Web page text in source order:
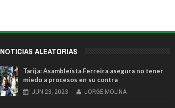
NOTICIAS ALEATORIAS
Tarija: Asambleísta Ferreira asegura no tener
miedo a procesos en su contra
JUN 23, 2023 - JORGE MOLINA